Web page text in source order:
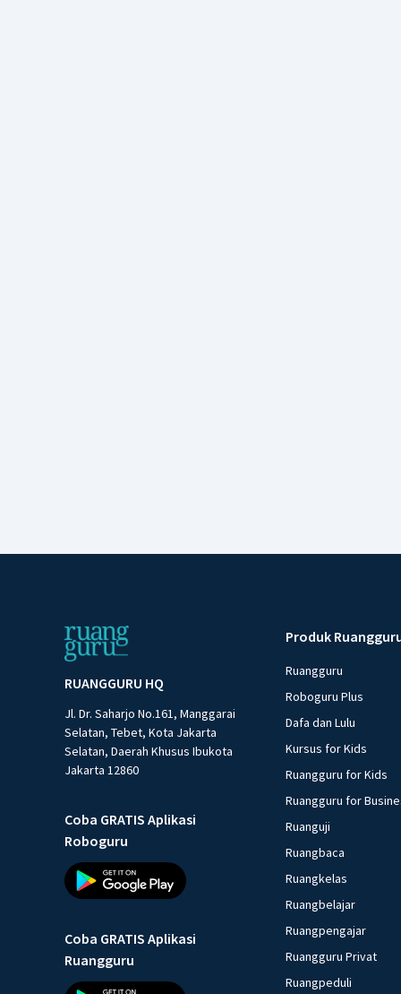
RUANGGURU HQ
Jl. Dr. Saharjo No.161, Manggarai
Selatan, Tebet, Kota Jakarta
Selatan, Daerah Khusus Ibukota
Jakarta 12860
Coba GRATIS Aplikasi
Roboguru
Coba GRATIS Aplikasi
Ruangguru
Produk
Ruangguru
Roboguru Plus
Dafa dan Lulu
Kursus for Kids
Ruangguru for Kids
Ruangguru for
Ruanguji
Ruangbaca
Ruangkelas
Ruangbelajar
Ruangpengajar
Ruangguru Privat
Ruangpeduli